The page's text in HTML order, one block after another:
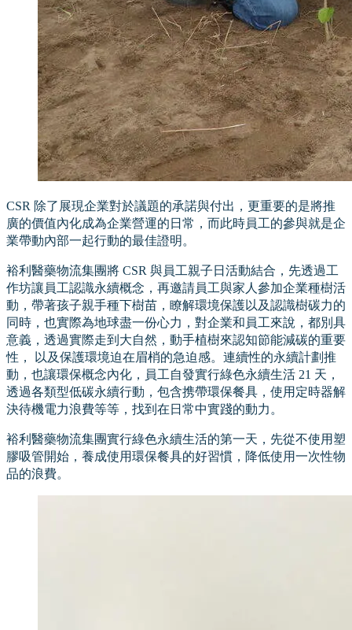
CSR 除了展現企業對於議題的承諾與付出，更重要的是將推
廣的價值內化成為企業營運的日常，而此時員工的參與就是企
業帶動內部一起行動的最佳證明。
裕利醫藥物流集團將 CSR 與員工親子日活動結合，先透過工
作坊讓員工認識永續概念，再邀請員工與家人參加企業種樹活
動，帶著孩子親手種下樹苗，瞭解環境保護以及認識樹碳力的
同時，也實際為地球盡一份心力，對企業和員工來說，都別具
意義，透過實際走到大自然，動手植樹來認知節能減碳的重要
性， 以及保護環境迫在眉梢的急迫感。連續性的永續計劃推
動，也讓環保概念內化，員工自發實行綠色永續生活 21 天，
透過各類型低碳永續行動，包含携帶環保餐具，使用定時器解
決待機電力浪費等等，找到在日常中實踐的動力。
裕利醫藥物流集團實行綠色永續生活的第一天，先從不使用塑
膠吸管開始，養成使用環保餐具的好習慣，降低使用一次性物
品的浪費。